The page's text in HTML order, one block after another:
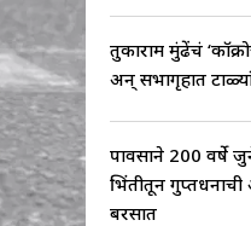
तुकाराम मुंढेंचं
अन् सभागृहात
पावसाने 200 वर्षे
भिंतीतून गुप्तधनाची
बरसात